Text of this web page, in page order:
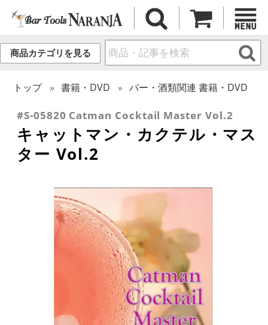
商品カテゴリを見る
トップ 書籍・DVD バー・酒類関連 書籍・DVD
#S-05820 Catman Cocktail Master Vol.2
キャットマン・カクテル・マス
ター Vol.2